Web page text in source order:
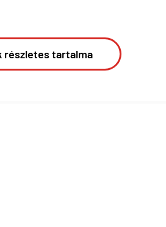
részletes tartalma